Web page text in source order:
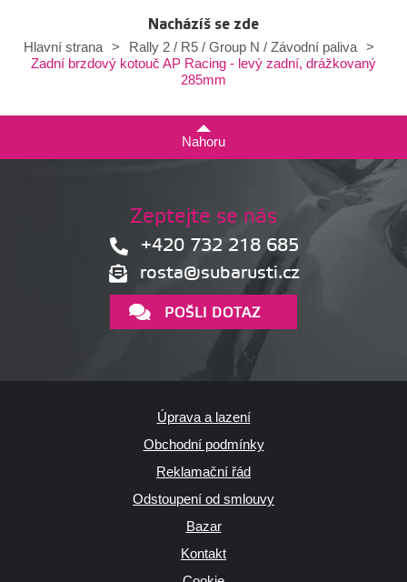
Nacházíš se zde
Hlavní strana > Rally 2 / R5 / Group N / Závodní paliva >
Zadní brzdový kotouč AP Racing - levý zadní, drážkovaný
285mm
Nahoru
Zeptejte se nás
+420 732 218 685
rosta@subarusti.cz
POŠLI DOTAZ
Úprava a lazení
Obchodní podmínky
Reklamační řád
Odstoupení od smlouvy
Bazar
Kontakt